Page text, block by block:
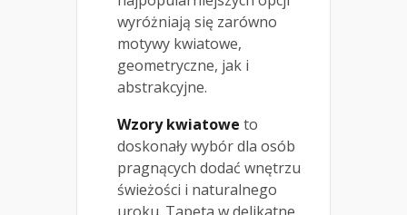
wyróżniają się zarówno
motywy kwiatowe,
geometryczne, jak i
abstrakcyjne.
Wzory kwiatowe to
doskonały wybór dla osób
pragnących dodać wnętrzu
świeżości i naturalnego